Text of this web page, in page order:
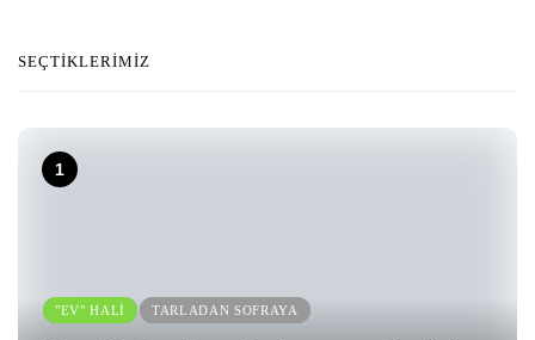
SEÇTIKLERIMIZ
"EV" HALI TARLADAN SOFRAYA